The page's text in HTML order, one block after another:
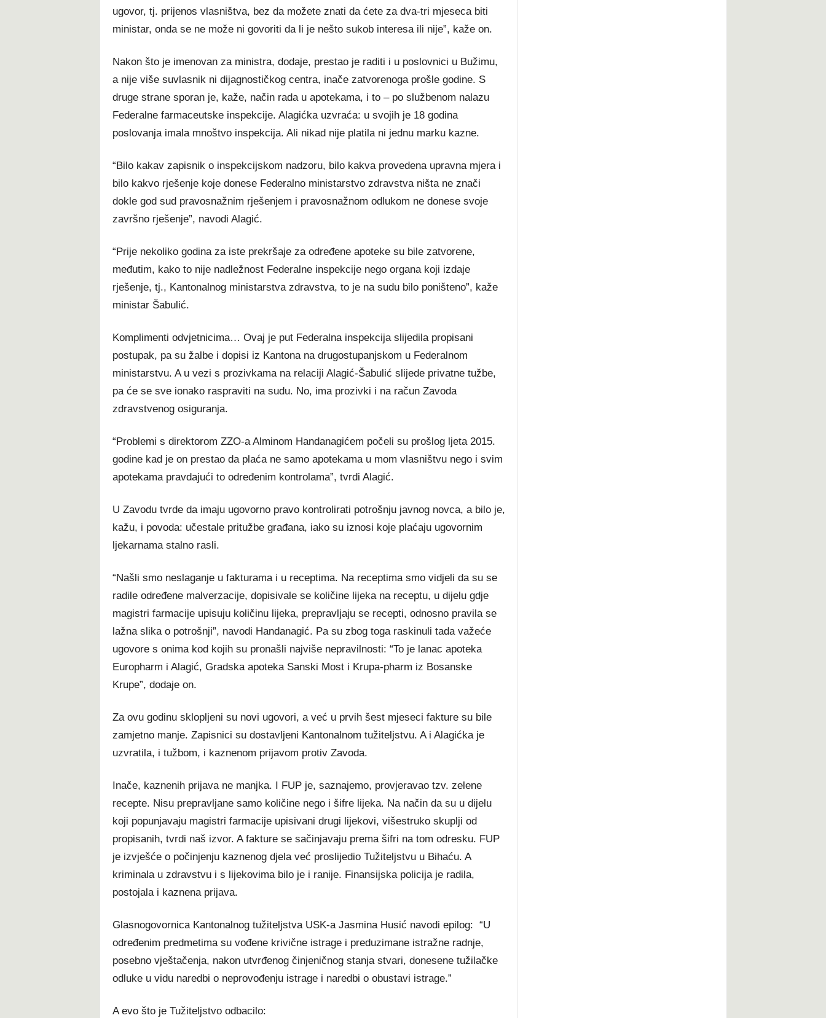
ugovor, tj. prijenos vlasništva, bez da možete znati da ćete za dva-tri mjeseca biti
ministar, onda se ne može ni govoriti da li je nešto sukob interesa ili nije”, kaže on.
Nakon što je imenovan za ministra, dodaje, prestao je raditi i u poslovnici u Bužimu,
a nije više suvlasnik ni dijagnostičkog centra, inače zatvorenoga prošle godine. S
druge strane sporan je, kaže, način rada u apotekama, i to – po službenom nalazu
Federalne farmaceutske inspekcije. Alagićka uzvraća: u svojih je 18 godina
poslovanja imala mnoštvo inspekcija. Ali nikad nije platila ni jednu marku kazne.
“Bilo kakav zapisnik o inspekcijskom nadzoru, bilo kakva provedena upravna mjera i
bilo kakvo rješenje koje donese Federalno ministarstvo zdravstva ništa ne znači
dokle god sud pravosnažnim rješenjem i pravosnažnom odlukom ne donese svoje
završno rješenje”, navodi Alagić.
“Prije nekoliko godina za iste prekršaje za određene apoteke su bile zatvorene,
međutim, kako to nije nadležnost Federalne inspekcije nego organa koji izdaje
rješenje, tj., Kantonalnog ministarstva zdravstva, to je na sudu bilo poništeno”, kaže
ministar Šabulić.
Komplimenti odvjetnicima… Ovaj je put Federalna inspekcija slijedila propisani
postupak, pa su žalbe i dopisi iz Kantona na drugostupanjskom u Federalnom
ministarstvu. A u vezi s prozivkama na relaciji Alagić-Šabulić slijede privatne tužbe,
pa će se sve ionako raspraviti na sudu. No, ima prozivki i na račun Zavoda
zdravstvenog osiguranja.
“Problemi s direktorom ZZO-a Alminom Handanagićem počeli su prošlog ljeta 2015.
godine kad je on prestao da plaća ne samo apotekama u mom vlasništvu nego i svim
apotekama pravdajući to određenim kontrolama”, tvrdi Alagić.
U Zavodu tvrde da imaju ugovorno pravo kontrolirati potrošnju javnog novca, a bilo je,
kažu, i povoda: učestale pritužbe građana, iako su iznosi koje plaćaju ugovornim
ljekarnama stalno rasli.
“Našli smo neslaganje u fakturama i u receptima. Na receptima smo vidjeli da su se
radile određene malverzacije, dopisivale se količine lijeka na receptu, u dijelu gdje
magistri farmacije upisuju količinu lijeka, prepravljaju se recepti, odnosno pravila se
lažna slika o potrošnji”, navodi Handanagić. Pa su zbog toga raskinuli tada važeće
ugovore s onima kod kojih su pronašli najviše nepravilnosti: “To je lanac apoteka
Europharm i Alagić, Gradska apoteka Sanski Most i Krupa-pharm iz Bosanske
Krupe”, dodaje on.
Za ovu godinu sklopljeni su novi ugovori, a već u prvih šest mjeseci fakture su bile
zamjetno manje. Zapisnici su dostavljeni Kantonalnom tužiteljstvu. A i Alagićka je
uzvratila, i tužbom, i kaznenom prijavom protiv Zavoda.
Inače, kaznenih prijava ne manjka. I FUP je, saznajemo, provjeravao tzv. zelene
recepte. Nisu prepravljane samo količine nego i šifre lijeka. Na način da su u dijelu
koji popunjavaju magistri farmacije upisivani drugi lijekovi, višestruko skuplji od
propisanih, tvrdi naš izvor. A fakture se sačinjavaju prema šifri na tom odresku. FUP
je izvješće o počinjenju kaznenog djela već proslijedio Tužiteljstvu u Bihaću. A
kriminala u zdravstvu i s lijekovima bilo je i ranije. Finansijska policija je radila,
postojala i kaznena prijava.
Glasnogovornica Kantonalnog tužiteljstva USK-a Jasmina Husić navodi epilog: “U
određenim predmetima su vođene krivične istrage i preduzimane istražne radnje,
posebno vještačenja, nakon utvrđenog činjeničnog stanja stvari, donesene tužilačke
odluke u vidu naredbi o neprovođenju istrage i naredbi o obustavi istrage.”
A evo što je Tužiteljstvo odbacilo: